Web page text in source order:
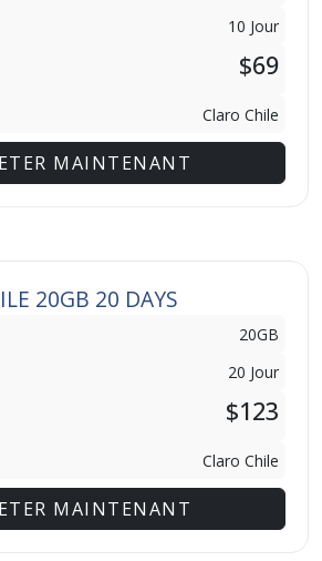
10 Jour
$69
Claro Chile
MAINTENANT
20GB 20 DAYS
20GB
20 Jour
$123
Claro Chile
MAINTENANT